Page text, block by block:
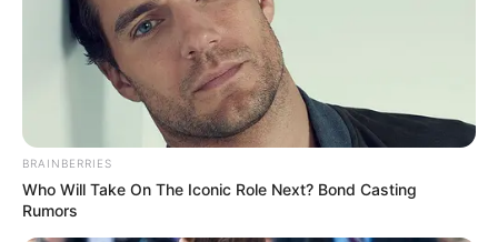
BRAINBERRIES
Who Will Take On The Iconic Role Next? Bond Casting
Rumors